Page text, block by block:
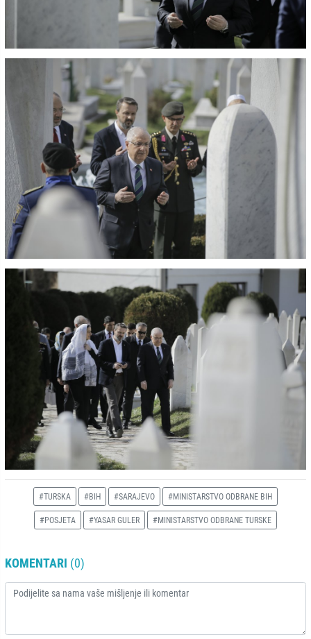
#TURSKA #BIH #SARAJEVO #MINISTARSTVO ODBRANE BIH
#POSJETA #YASAR GULER #MINISTARSTVO ODBRANE TURSKE
KOMENTARI (0)